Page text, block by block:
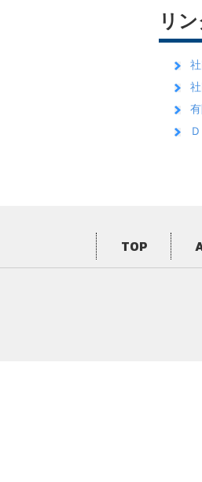
リン
TOP